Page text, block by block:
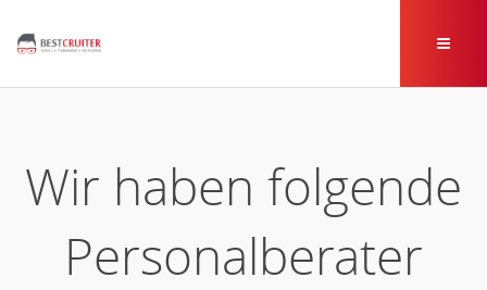
Wir haben folgende
Personalberater